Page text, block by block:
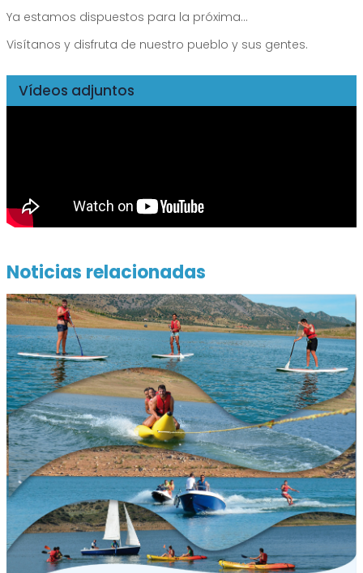
Ya estamos dispuestos para la próxima...
Visítanos y disfruta de nuestro pueblo y sus gentes.
Vídeos adjuntos
Noticias relacionadas